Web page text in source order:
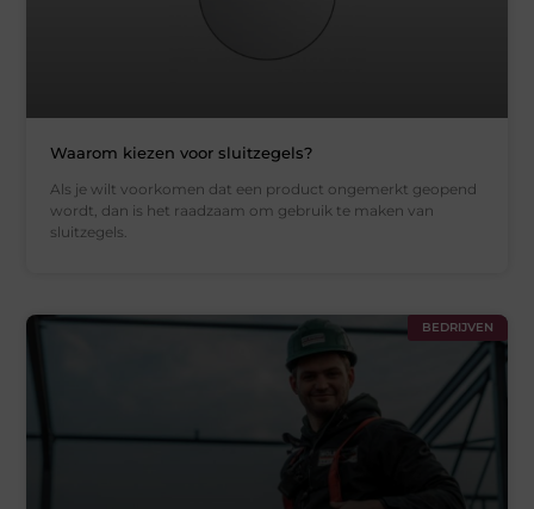
Waarom kiezen voor sluitzegels?
Als je wilt voorkomen dat een product ongemerkt geopend
wordt, dan is het raadzaam om gebruik te maken van
sluitzegels.
BEDRIJVEN